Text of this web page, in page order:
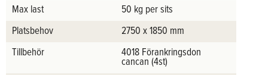
Max last
50 kg per sits
Platsbehov
2750 x 1850 mm
Tillbehör
4018 Förankringsdon
cancan (4st)